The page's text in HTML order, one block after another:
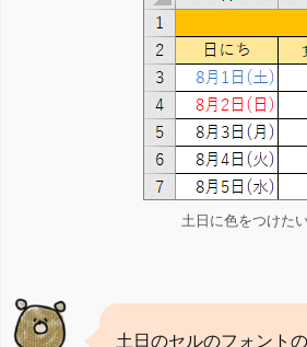
土日に色をつけた
土日のセルのフォント